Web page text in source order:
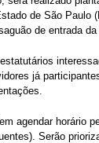
de São Paulo
de entrada da
já
agendar horário
Serão